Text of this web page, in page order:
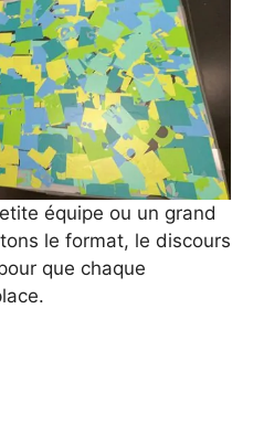
équipe ou un grand
le format, le discours
que chaque